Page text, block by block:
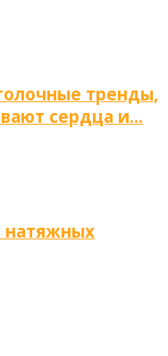
тренды,
сердца и…
натяжных